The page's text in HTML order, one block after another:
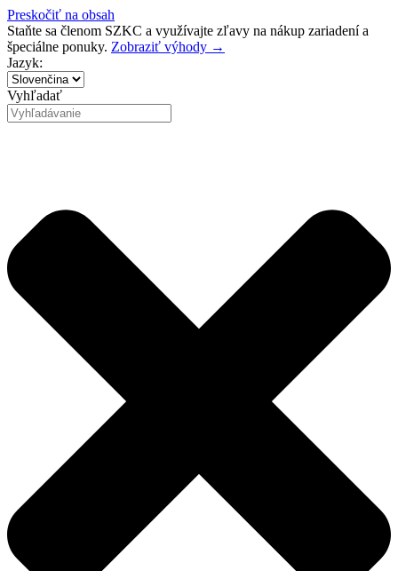
Preskočiť na obsah
Staňte sa členom SZKC a využívajte zľavy na nákup zariadení a
špeciálne ponuky. Zobraziť výhody →
Jazyk:
Vyhľadať